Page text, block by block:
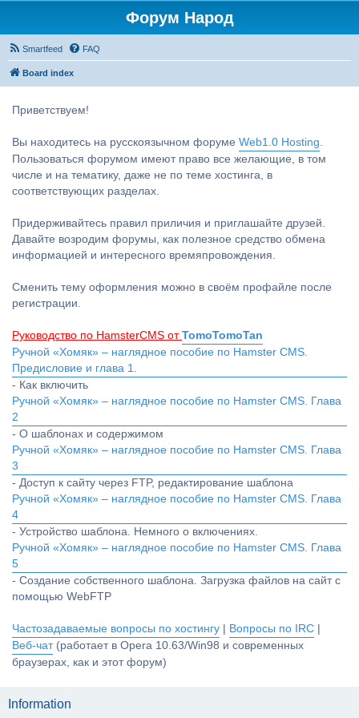
Форум Народ
Smartfeed FAQ
Board index
Приветствуем!
Вы находитесь на русскоязычном форуме Web1.0 Hosting.
Пользоваться форумом имеют право все желающие, в том
числе и на тематику, даже не по теме хостинга, в
соответствующих разделах.
Придерживайтесь правил приличия и приглашайте друзей.
Давайте возродим форумы, как полезное средство обмена
информацией и интересного времяпровождения.
Сменить тему оформления можно в своём профайле после
регистрации.
Руководство по HamsterCMS от TomoTomoTan
Ручной «Хомяк» – наглядное пособие по Hamster CMS.
Предисловие и глава 1.
- Как включить
Ручной «Хомяк» – наглядное пособие по Hamster CMS. Глава
2
- О шаблонах и содержимом
Ручной «Хомяк» – наглядное пособие по Hamster CMS. Глава
3
- Доступ к сайту через FTP, редактирование шаблона
Ручной «Хомяк» – наглядное пособие по Hamster CMS. Глава
4
- Устройство шаблона. Немного о включениях.
Ручной «Хомяк» – наглядное пособие по Hamster CMS. Глава
5
- Создание собственного шаблона. Загрузка файлов на сайт с
помощью WebFTP
Частозадаваемые вопросы по хостингу Вопросы по IRC
Веб-чат(работает в Opera 10.63/Win98 и современных
браузерах, как и этот форум)
Information